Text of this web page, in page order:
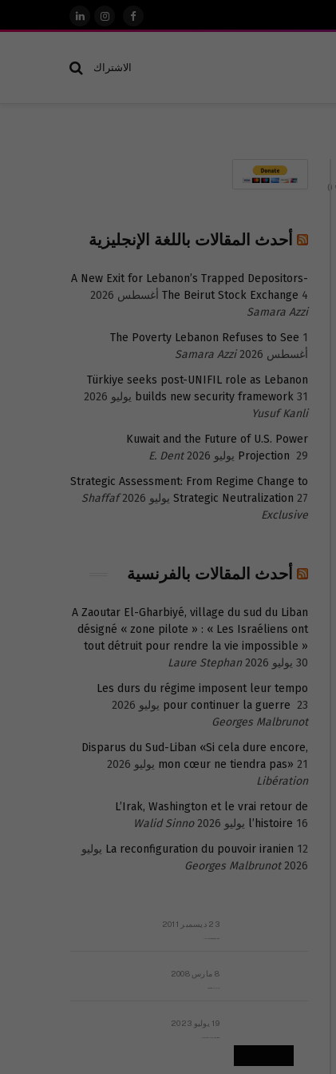
فيسبوكالانستغرام
لينكدإن
الاشتراك
أحدث المقالات باللغة الإنجليزية
A New Exit for Lebanon’s Trapped Depositors-
The Beirut Stock Exchange 4 أغسطس 2026
Samara Azzi
The Poverty Lebanon Refuses to See 1
أغسطس 2026
Samara Azzi
Türkiye seeks post-UNIFIL role as Lebanon
builds new security framework 31 يوليو 2026
Yusuf Kanli
Kuwait and the Future of U.S. Power
Projection 29 يوليو 2026
E. Dent
Strategic Assessment: From Regime Change to
Strategic Neutralization 27 يوليو 2026
Shaffaf
Exclusive
أحدث المقالات بالفرنسية
A Zaoutar El-Gharbiyé, village du sud du Liban
désigné « zone pilote » : « Les Israéliens ont
tout détruit pour rendre la vie impossible »
30 يوليو 2026
Laure Stephan
Les durs du régime imposent leur tempo
pour continuer la guerre 23 يوليو 2026
Georges Malbrunot
Disparus du Sud-Liban «Si cela dure encore,
mon cœur ne tiendra pas» 21 يوليو 2026
Libération
L’Irak, Washington et le vrai retour de
l’histoire 16 يوليو 2026
Walid Sinno
La reconfiguration du pouvoir iranien 12 يوليو
2026
Georges Malbrunot
23 ديسمبر 2011
8 مارس 2008
19 يوليو 2023